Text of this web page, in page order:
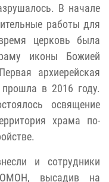
В начале
работы для
церковь была
иконы Божией
архиерейская
в 2016 году.
освящение
храма по-
и сотрудники
ОМОН, высадив на